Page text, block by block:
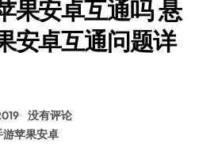
果安卓互通吗 悬
安卓互通问题详
没有评论
游苹果安卓